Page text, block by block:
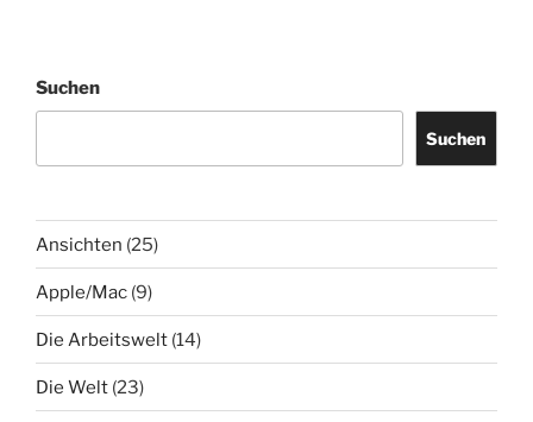
Suchen
Suchen
Ansichten (25)
Apple/Mac (9)
Die Arbeitswelt (14)
Die Welt (23)